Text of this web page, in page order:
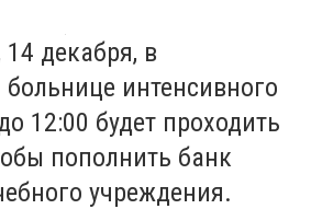
декабря, в
интенсивного
12:00 будет проходить
пополнить банк
учреждения.